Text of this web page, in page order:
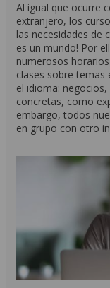
Al igual que ocurre
extranjero, los
las necesidades de
es un mundo! Por
numerosos
clases sobre temas
el idioma:
concretas, como
embargo, todos
en grupo con otro